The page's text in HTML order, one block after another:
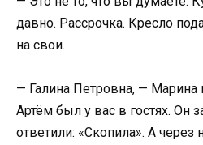
давно. Рассрочка. Кресло
на свои.
— Галина Петровна, — Марина
Артём был у вас в гостях. Он
ответили: «Скопила». А